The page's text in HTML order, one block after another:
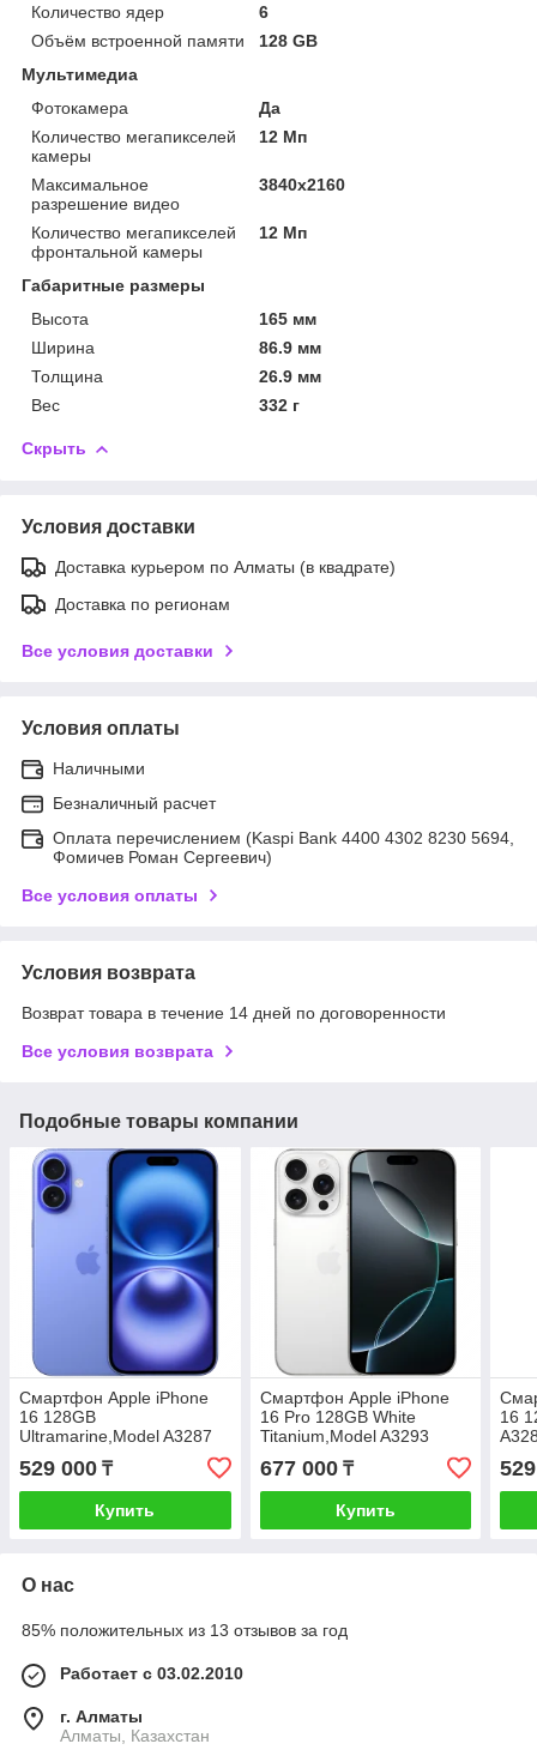
Количество ядер
6
Объём встроенной памяти
128 GB
Мультимедиа
Фотокамера
Да
Количество мегапикселей
камеры
12 Мп
Максимальное
разрешение видео
3840x2160
Количество мегапикселей
фронтальной камеры
12 Мп
Габаритные размеры
Высота
165 мм
Ширина
86.9 мм
Толщина
26.9 мм
Вес
332 г
Скрыть
Условия доставки
Доставка курьером по Алматы (в квадрате)
Доставка по регионам
Все условия доставки
Условия оплаты
Наличными
Безналичный расчет
Оплата перечислением (Kaspi Bank 4400 4302 8230 5694,
Фомичев Роман Сергеевич)
Все условия оплаты
Условия возврата
Возврат товара в течение 14 дней по договоренности
Все условия возврата
Подобные товары компании
Смартфон Apple iPhone
16 128GB
Ultramarine,Model A3287
(MYEC3HX/A)
529 000 ₸
Купить
Смартфон Apple iPhone
16 Pro 128GB White
Titanium,Model A3293
(MYNE3HX/A)
677 000₸
Купить
16
О нас
85% положительных из 13 отзывов за год
Работает с 03.02.2010
г. Алматы
Алматы, Казахстан